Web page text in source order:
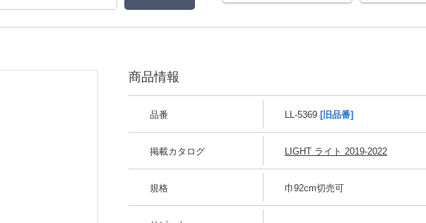
商品情報
品番 LL-5369 [旧品番]
掲載カタログ LIGHT ライト 2019-2022
規格 巾92cm切売可